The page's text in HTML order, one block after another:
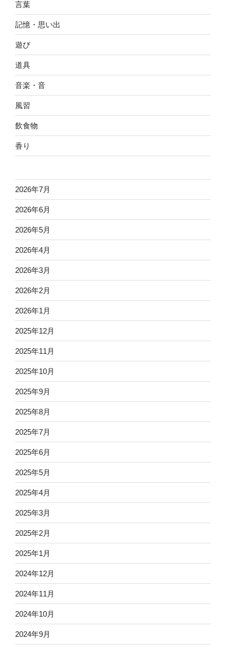
言葉
記憶・思い出
遊び
道具
音楽・音
風習
飲食物
香り
2026年7月
2026年6月
2026年5月
2026年4月
2026年3月
2026年2月
2026年1月
2025年12月
2025年11月
2025年10月
2025年9月
2025年8月
2025年7月
2025年6月
2025年5月
2025年4月
2025年3月
2025年2月
2025年1月
2024年12月
2024年11月
2024年10月
2024年9月